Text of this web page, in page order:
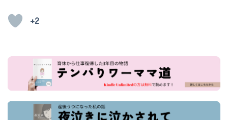
+2